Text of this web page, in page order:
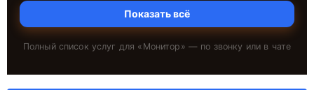
Показать всё
Полный список услуг для « Монитор » — по звонку или в чате